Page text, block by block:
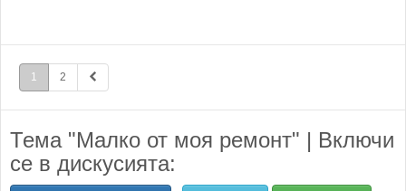
1 2
Тема "Малко от моя ремонт" | Включи
се в дискусията: